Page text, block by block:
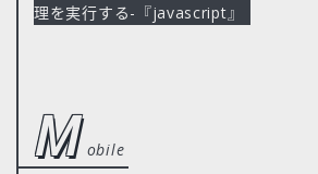
理を実行する-『javascript』
m obile